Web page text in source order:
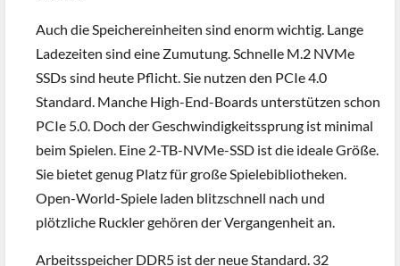
Auch die Speichereinheiten sind enorm wichtig. Lange
Ladezeiten sind eine Zumutung. Schnelle M.2 NVMe
SSDs sind heute Pflicht. Sie nutzen den PCIe 4.0
Standard. Manche High-End-Boards unterstützen schon
PCIe 5.0. Doch der Geschwindigkeitssprung ist minimal
beim Spielen. Eine 2-TB-NVMe-SSD ist die ideale Größe.
Sie bietet genug Platz für große Spielebibliotheken.
Open-World-Spiele laden blitzschnell nach und
plötzliche Ruckler gehören der Vergangenheit an.
Arbeitsspeicher DDR5 ist der neue Standard. 32